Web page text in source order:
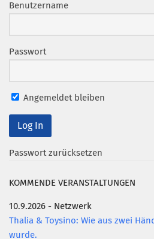
Benutzername
Passwort
Angemeldet bleiben
Passwort zurücksetzen
KOMMENDE VERANSTALTUNGEN
10.9.2026 - Netzwerk
Thalia & Toysino: Wie aus zwei
wurde.